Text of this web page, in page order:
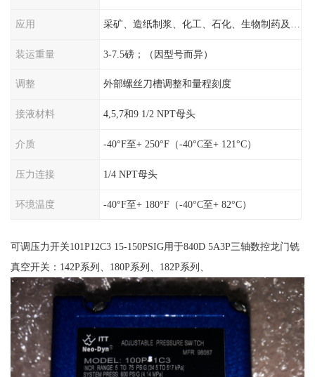
应用
装运重量 3-7.5磅；（因型号而异）
调整 外部螺丝刀槽调整和量程刻度
接液材料 4,5,7和9 1/2 NPT母头
介质 -40°F至+ 250°F（-40°C至+ 121°C）
压力连接 1/4 NPT母头
环境温度 -40°F至+ 180°F（-40°C至+ 82°C）
可调压力开关101P12C3 15-150PSIG用于840D 5A3P三轴数控龙门铣
真空开关：142P系列、180P系列、182P系列、